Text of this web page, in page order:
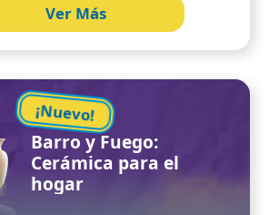
Ver Más
¡Nuevo!
Barro y Fuego:
Cerámica para el
hogar